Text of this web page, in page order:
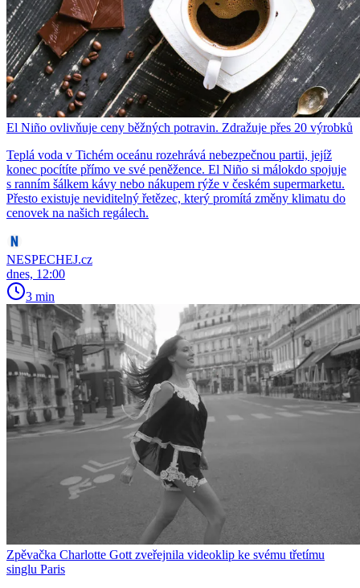
El Niño ovlivňuje ceny běžných potravin. Zdražuje přes 20 výrobků
Teplá voda v Tichém oceánu rozehrává nebezpečnou partii, jejíž
konec pocítíte přímo ve své peněžence. El Niño si málokdo spojuje
s ranním šálkem kávy nebo nákupem rýže v českém supermarketu.
Přesto existuje neviditelný řetězec, který promítá změny klimatu do
cenovek na našich regálech.
NESPECHEJ.cz
dnes, 12:00
3 min
Zpěvačka Charlotte Gott zveřejnila videoklip ke svému třetímu
singlu Paris